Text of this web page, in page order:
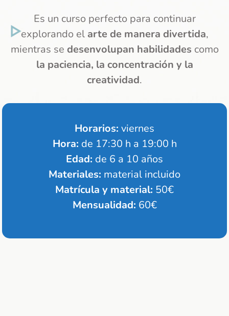
Es un curso perfecto para continuar
explorando el arte de manera divertida,
mientras se desenvolupan habilidades como
la paciencia, la concentración y la
creatividad.
Horarios: viernes
Hora: de 17:30 h a 19:00 h
Edad: de 6 a 10 años
Materiales: material incluido
Matrícula y material: 50€
Mensualidad: 60€